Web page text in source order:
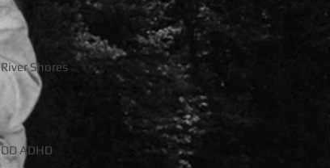
River Shores
OD ADHD